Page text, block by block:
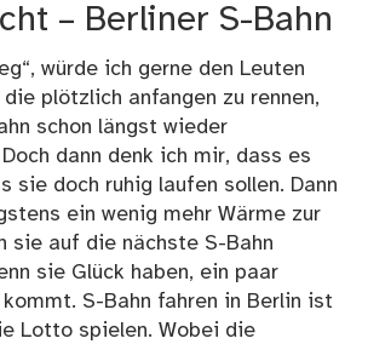
– Berliner S-Bahn
würde ich gerne den Leuten
plötzlich anfangen zu rennen,
schon längst wieder
dann denk ich mir, dass es
sie doch ruhig laufen sollen. Dann
ein wenig mehr Wärme zur
sie auf die nächste S-Bahn
sie Glück haben, ein paar
S-Bahn fahren in Berlin ist
Lotto spielen. Wobei die